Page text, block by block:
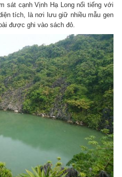
sát cạnh Vịnh Hạ Long nổi tiếng với
tích, là nơi lưu giữ nhiều mẫu gen
được ghi vào sách đỏ.